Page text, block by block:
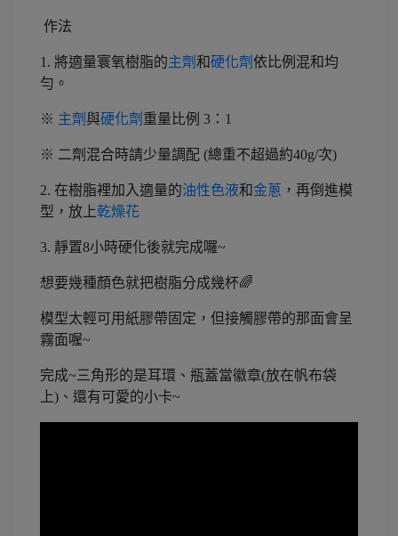
作法
1. 將適量寰氧樹脂的主劑和硬化劑依比例混和均
勻。
※ 主劑與硬化劑 重量比例 3：1
※ 二劑混合時請少量調配 (總重不超過約40g/次)
2. 在樹脂裡加入適量的油性色液和金蔥 ，再倒進模
型，放上乾燥花
3. 靜置8小時硬化後就完成囉~
想要幾種顏色就把樹脂分成幾杯🌈
模型太輕可用紙膠帶固定，但接觸膠帶的那面會呈
霧面喔~
完成~三角形的是耳環、瓶蓋當徽章(放在帆布袋
上)、還有可愛的小卡~